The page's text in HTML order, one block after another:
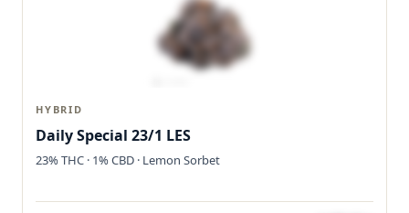
HYBRID
Daily Special 23/1 LES
23% THC · 1% CBD · Lemon Sorbet